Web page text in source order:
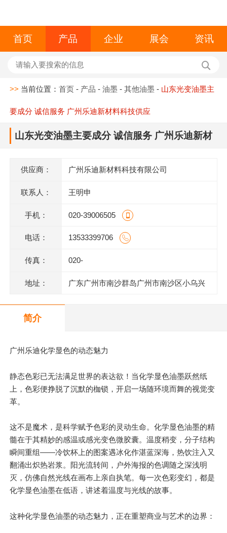
首页 产品 企业 展会 资讯
>> 当前位置：首页 - 产品 -油墨 -其他油墨 - 山东光变油墨主
要成分 诚信服务 广州乐迪新材料科技供应
山东光变油墨主要成分 诚信服务 广州乐迪新材
供应商： 广州乐迪新材料科技有限公司
联系人： 王明申
手机： 020-39006505
电话： 13533399706
传真： 020-
地址： 广东广州市南沙群岛广州市南沙区小乌兴
简介
广州乐迪化学显色的动态魅力
静态色彩已无法满足世界的表达欲！当化学显色油墨跃然纸
上，色彩便挣脱了沉默的枷锁，开启一场随环境而舞的视觉变
革。
这不是魔术，是科学赋予色彩的灵动生命。化学显色油墨的精
髓在于其精妙的感温或感光变色微胶囊。温度稍变，分子结构
瞬间重组——冷饮杯上的图案遇冰化作湛蓝深海，热饮注入又
翻涌出炽热岩浆。阳光流转间，户外海报的色调随之深浅明
灭，仿佛自然光线在画布上亲自执笔。每一次色彩变幻，都是
化学显色油墨在低语，讲述着温度与光线的故事。
这种化学显色油墨的动态魅力，正在重塑商业与艺术的边界：